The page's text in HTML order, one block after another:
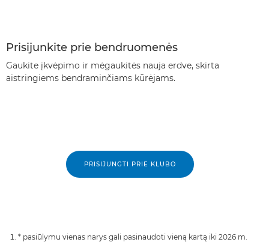
Prisijunkite prie bendruomenės
Gaukite įkvėpimo ir mėgaukitės nauja erdve, skirta
aistringiems bendraminčiams kūrėjams.
PRISIJUNGTI PRIE KLUBO
* pasiūlymu vienas narys gali pasinaudoti vieną kartą iki 2026 m.